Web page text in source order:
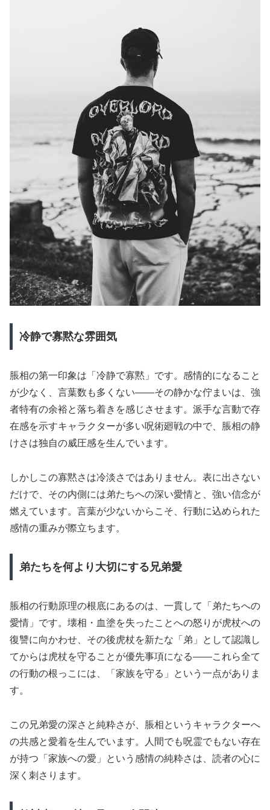
冷静で寡黙な雰囲気
脹相の第一印象は「冷静で寡黙」です。感情的になること
が少なく、言葉数も多くない——その静かな佇まいは、強
者特有の余裕と落ち着きを感じさせます。派手な言動で存
在感を示すキャラクターが多い呪術廻戦の中で、脹相の静
けさは独自の威圧感を生んでいます。
しかしこの寡黙さは冷淡さではありません。表に出さない
だけで、その内側には弟たちへの深い愛情と、強い信念が
燃えています。言葉が少ないからこそ、行動に込められた
感情の重みが際立ちます。
弟たちを何より大切にする兄弟愛
脹相の行動原理の根底にあるのは、一貫して「弟たちへの
愛情」です。壊相・血塗を失ったことへの怒りが虎杖への
復讐に向かわせ、その後虎杖を新たな「弟」として認識し
てからは虎杖を守ることが優先事項になる——これら全て
の行動の根っこには、「家族を守る」という一点がありま
す。
この兄弟愛の深さと純粋さが、脹相というキャラクターへ
の共感と愛着を生んでいます。人間でも呪霊でもない存在
が持つ「家族への愛」という感情の純粋さは、読者の心に
深く刺さります。